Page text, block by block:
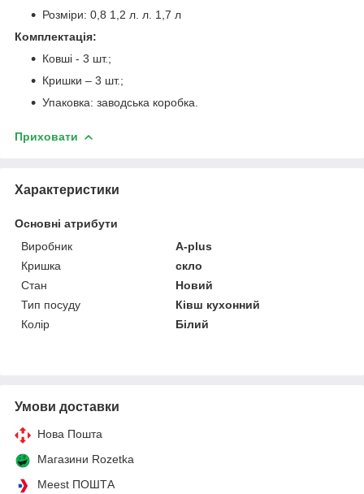
Розміри: 0,8 1,2 л. л. 1,7 л
Комплектація:
Ковші - 3 шт.;
Кришки – 3 шт.;
Упаковка: заводська коробка.
Приховати
Характеристики
Основні атрибути
Виробник
A-plus
Кришка
скло
Стан
Новий
Тип посуду
Ківш кухонний
Колір
Білий
Умови доставки
Нова Пошта
Магазини Rozetka
Meest ПОШТА